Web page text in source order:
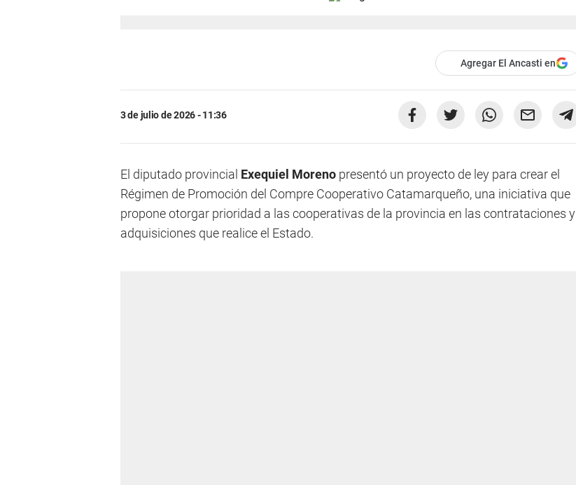
Agregar El Ancasti en
3 de julio de 2026 - 11:36
El diputado provincial Exequiel Moreno presentó un proyecto de ley para crear el
Régimen de Promoción del Compre Cooperativo Catamarqueño, una iniciativa que
propone otorgar prioridad a las cooperativas de la provincia en las contrataciones y
adquisiciones que realice el Estado.